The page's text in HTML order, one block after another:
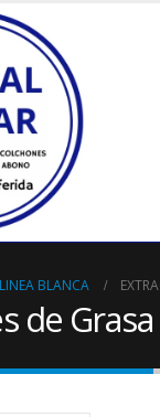
LINEA BLANCA
de Grasa